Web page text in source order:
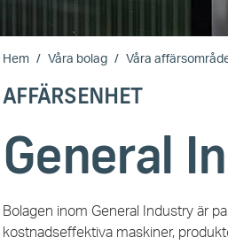
Hem Våra bolag Våra
AFFÄRSENHET
General
Bolagen inom General Industry är
kostnadseffektiva maskiner,